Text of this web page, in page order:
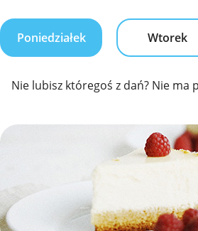
Poniedziałek Wtorek
Nie lubisz któregoś z dań? Nie ma